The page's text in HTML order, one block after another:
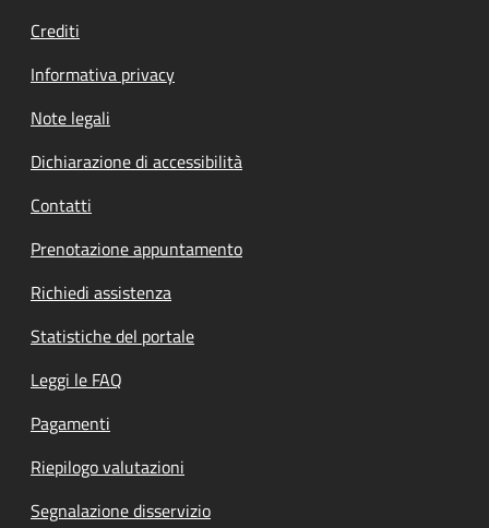
Crediti
Informativa privacy
Note legali
Dichiarazione di accessibilità
Contatti
Prenotazione appuntamento
Richiedi assistenza
Statistiche del portale
Leggi le FAQ
Pagamenti
Riepilogo valutazioni
Segnalazione disservizio